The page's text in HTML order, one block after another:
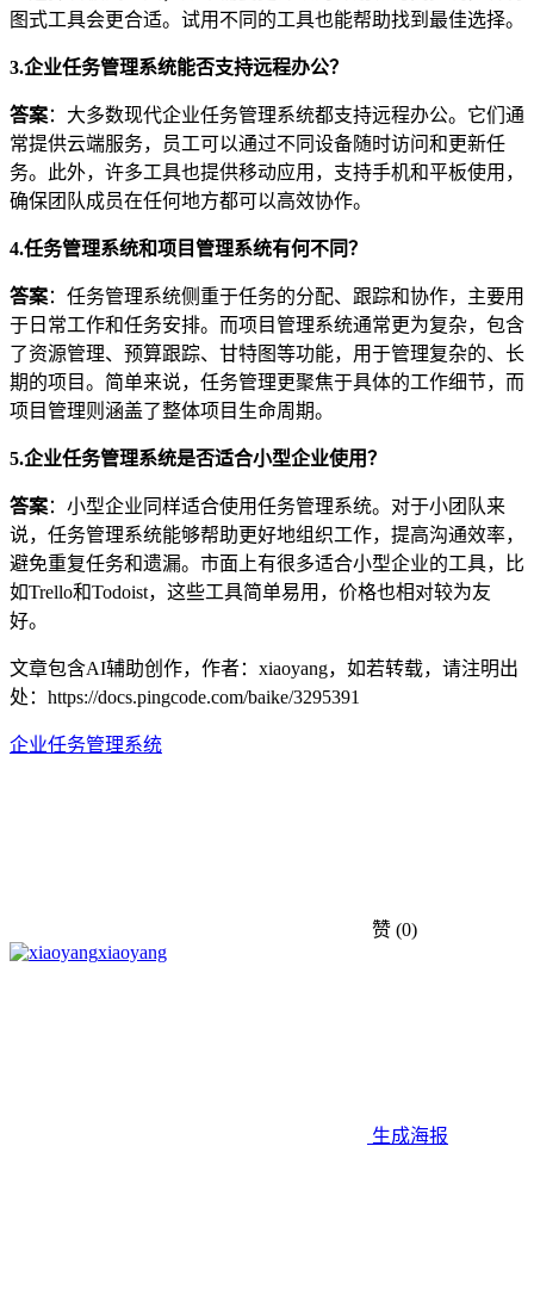
图式工具会更合适。试用不同的工具也能帮助找到最佳选择。
3.企业任务管理系统能否支持远程办公？
答案：大多数现代企业任务管理系统都支持远程办公。它们通
常提供云端服务，员工可以通过不同设备随时访问和更新任
务。此外，许多工具也提供移动应用，支持手机和平板使用，
确保团队成员在任何地方都可以高效协作。
4.任务管理系统和项目管理系统有何不同？
答案：任务管理系统侧重于任务的分配、跟踪和协作，主要用
于日常工作和任务安排。而项目管理系统通常更为复杂，包含
了资源管理、预算跟踪、甘特图等功能，用于管理复杂的、长
期的项目。简单来说，任务管理更聚焦于具体的工作细节，而
项目管理则涵盖了整体项目生命周期。
5.企业任务管理系统是否适合小型企业使用？
答案：小型企业同样适合使用任务管理系统。对于小团队来
说，任务管理系统能够帮助更好地组织工作，提高沟通效率，
避免重复任务和遗漏。市面上有很多适合小型企业的工具，比
如Trello和Todoist，这些工具简单易用，价格也相对较为友
好。
文章包含AI辅助创作，作者：xiaoyang，如若转载，请注明出
处：https://docs.pingcode.com/baike/3295391
企业任务管理系统
赞 (0)
xiaoyang
生成海报